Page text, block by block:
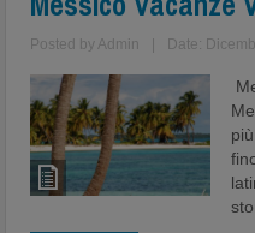
Posted by Admin Date: